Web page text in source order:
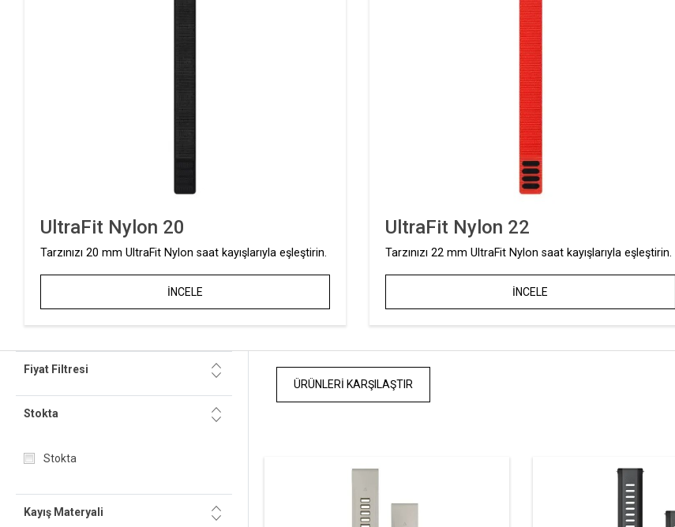
UltraFit Nylon 20
Tarzınızı 20 mm UltraFit Nylon saat kayışlarıyla eşleştirin.
İNCELE
UltraFit Nylon 22
Tarzınızı 22 mm UltraFit Nylon saat kayışlarıyla eşleştirin.
İNCELE
Fiyat Filtresi
Stokta
Stokta
Kayış Materyali
ÜRÜNLERI KARŞILAŞTIR